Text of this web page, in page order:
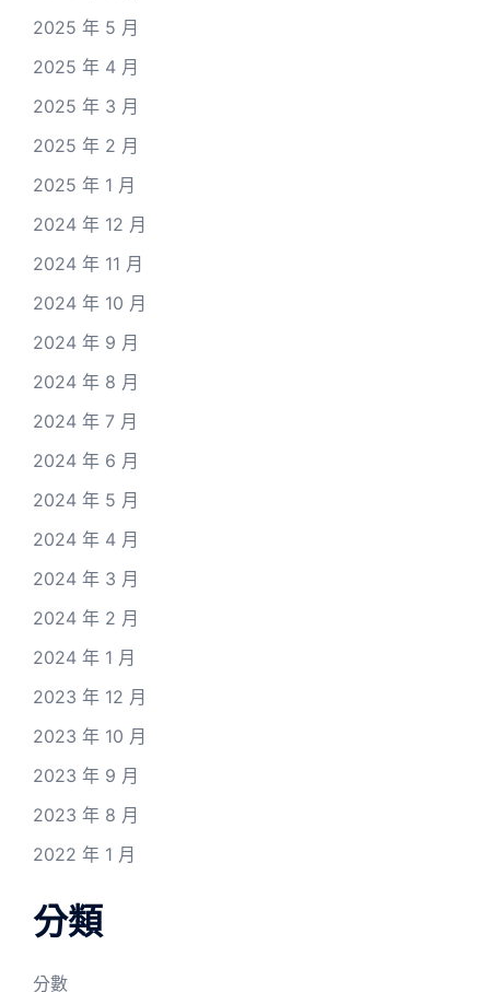
2025 年 5 月
2025 年 4 月
2025 年 3 月
2025 年 2 月
2025 年 1 月
2024 年 12 月
2024 年 11 月
2024 年 10 月
2024 年 9 月
2024 年 8 月
2024 年 7 月
2024 年 6 月
2024 年 5 月
2024 年 4 月
2024 年 3 月
2024 年 2 月
2024 年 1 月
2023 年 12 月
2023 年 10 月
2023 年 9 月
2023 年 8 月
2022 年 1 月
分類
分數